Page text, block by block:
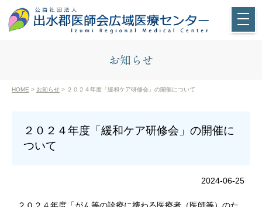
お知らせ
HOME > お知らせ > ２０２４年度「緩和ケア研修会」の開催について
２０２４年度「緩和ケア研修会」の開催に
ついて
2024-06-25